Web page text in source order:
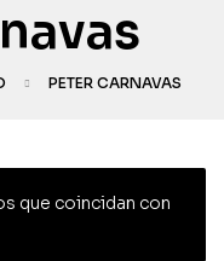
PETER CARNAVAS
que coincidan con